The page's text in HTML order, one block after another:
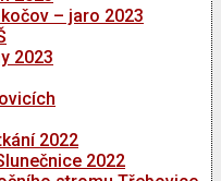
– jaro 2023
2023
2022
2022